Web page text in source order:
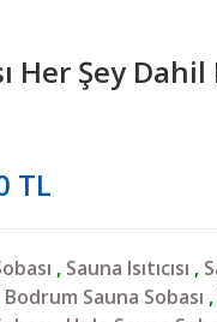
Her Şey
TL
, Sauna Isıtıcısı ,
Bodrum Sauna Sobası ,